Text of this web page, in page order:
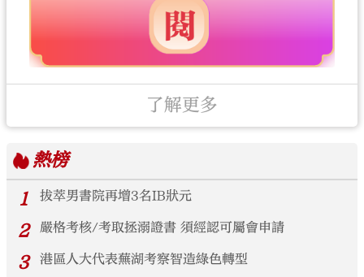
了解更多
熱榜
1
拔萃男書院再增3名IB狀元
2 嚴格考核/考取拯溺證書 須經認可屬會申請
3 港區人大代表蕪湖考察智造綠色轉型